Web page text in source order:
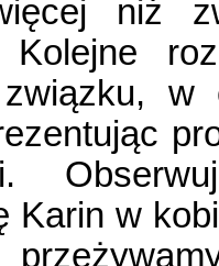
niż
Kolejne
w
Karin w